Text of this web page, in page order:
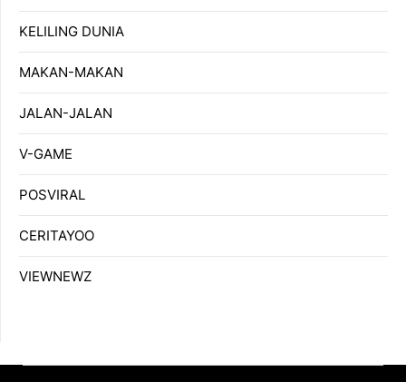
KELILING DUNIA
MAKAN-MAKAN
JALAN-JALAN
V-GAME
POSVIRAL
CERITAYOO
VIEWNEWZ